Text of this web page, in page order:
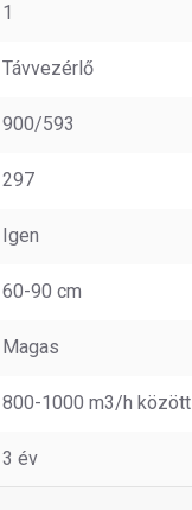
1
Távvezérlő
900/593
297
Igen
60-90 cm
Magas
800-1000 m3/h között
3 év